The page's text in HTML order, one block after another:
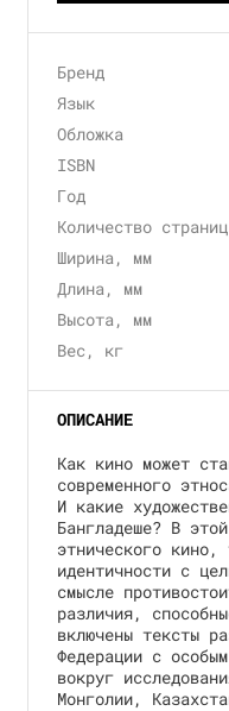
Бренд
Язык
Обложка
ISBN
Год
Количество страниц
Ширина, мм
Длина, мм
Высота, мм
Вес, кг
ОПИСАНИЕ
Как кино может
современного
И какие
Бангладеше? В
этнического кино,
идентичности с
смысле
различия,
включены тексты
Федерации с
вокруг
Монголии,